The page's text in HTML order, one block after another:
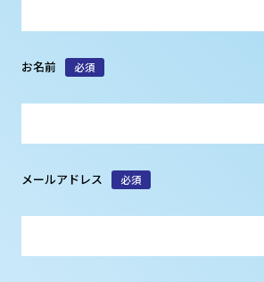
お名前 必須
メールアドレス 必須